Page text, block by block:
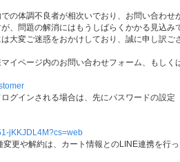
の体調不良者が相次いでおり、お問い合わ
、問題の解消にはもうしばらくかかる見込み
大変ご迷惑をおかけしており、誠に申し訳ご
イページ内のお問い合わせフォーム、もしく
グインされる場合は、先にパスワードの設
jKKJDL4M?cs=web
更や解約は、カート情報とのLINE連携を行